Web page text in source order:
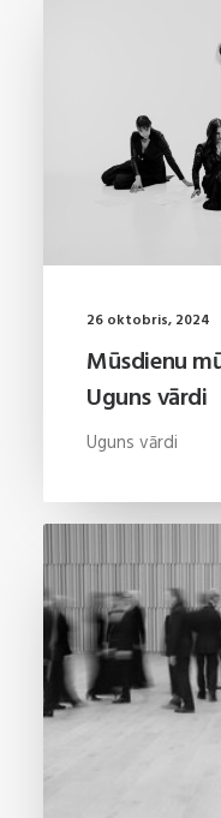
26 oktobris, 2024
Mūsdienu
Uguns vārdi
Uguns vārdi